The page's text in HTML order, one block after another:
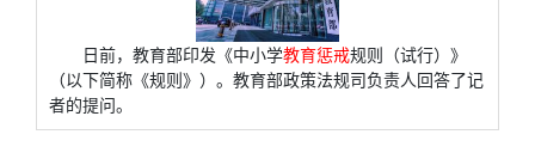
日前，教育部印发《中小学教育惩戒规则（试行）》
（以下简称《规则》）。教育部政策法规司负责人回答了记
者的提问。